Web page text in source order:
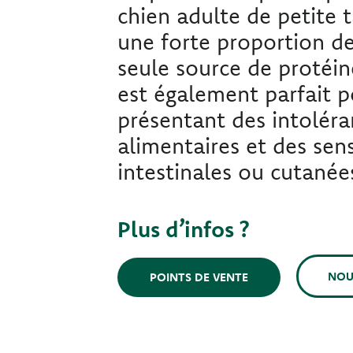
chien adulte de petite
une forte proportion
seule source de
est également parfait
présentant des
alimentaires et des
intestinales ou
Plus d’infos ?
POINTS DE VENTE